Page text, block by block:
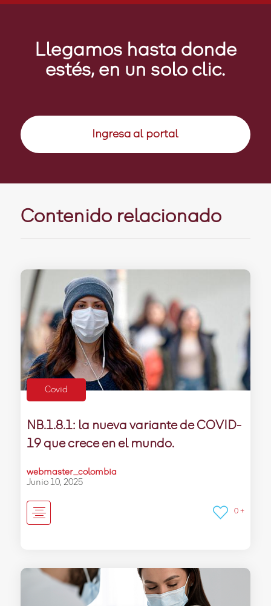
Llegamos hasta donde
estés, en un solo clic.
Ingresa al portal
Contenido relacionado
Covid
NB.1.8.1: la nueva variante de COVID-
19 que crece en el mundo.
webmaster_colombia
Junio 10, 2025
0 +